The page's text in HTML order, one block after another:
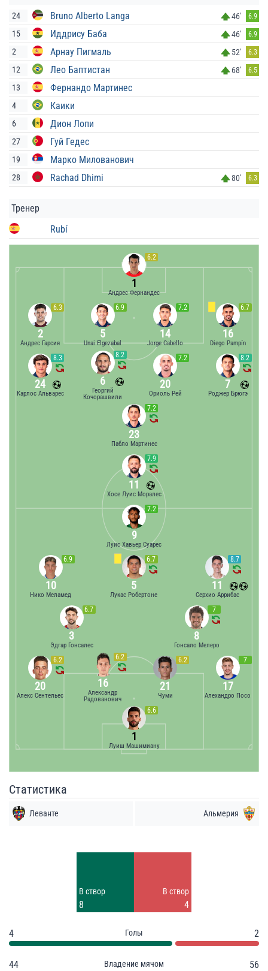
24 Bruno Alberto Langa 46' 6.9
15 Иддрису Баба 46' 6.9
2 Арнау Пигмаль 52' 6.3
12 Лео Баптистан 68' 6.5
13 Фернандо Мартинес
4 Каики
6 Дион Лопи
27 Гуй Гедес
19 Марко Милованович
28 Rachad Dhimi 80' 6.3
Тренер
Rubí
6.2
1
Андрес Фернандес
6.7
16
Diego Pampín
7.2
14
Jorge Cabello
6.9
5
Unai Elgezabal
6.3
2
Андрес Гарсия
8.2
7
Роджер Брюгэ
7.2
20
Ориоль Рей
8.2
6
Георгий
Кочорашвили
8.3
24
Карлос Альварес
7.2
23
Пабло Мартинес
7.9
11
Хосе Луис Моралес
6.6
1
Луиш Машимиану
6.2
20
Алекс Сентельес
6.2
16
Александр
Радованович
6.2
21
Чуми
7
17
Алехандро Посо
6.7
3
Эдгар Гонсалес
7
8
Гонсало Мелеро
6.9
10
Нико Меламед
6.7
5
Лукас Робертоне
8.7
11
Серхио Аррибас
7.2
9
Луис Хавьер Суарес
Статистика
Леванте Альмерия
В створ
8
В створ
4
4 Голы 2
44 Владение мячом 56